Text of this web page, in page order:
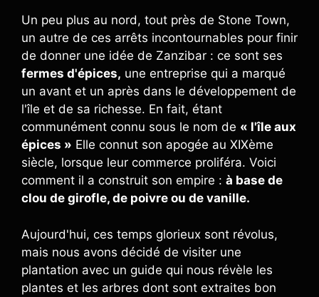
Un peu plus au nord, tout près de Stone Town,
un autre de ces arrêts incontournables pour finir
de donner une idée de Zanzibar : ce sont ses
fermes d'épices, une entreprise qui a marqué
un avant et un après dans le développement de
l'île et de sa richesse. En fait, étant
communément connu sous le nom de « l'île aux
épices » Elle connut son apogée au XIXème
siècle, lorsque leur commerce proliféra. Voici
comment il a construit son empire : à base de
clou de girofle, de poivre ou de vanille.
Aujourd'hui, ces temps glorieux sont révolus,
mais nous avons décidé de visiter une
plantation avec un guide qui nous révèle les
plantes et les arbres dont sont extraites bon